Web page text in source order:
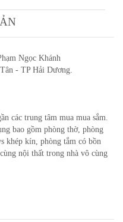
Ngọc Khánh
- TP Hải Dương.
các trung tâm mua mua sắm.
bao gồm phòng thờ, phòng
khép kín, phòng tắm có bồn
nội thất trong nhà vô cùng